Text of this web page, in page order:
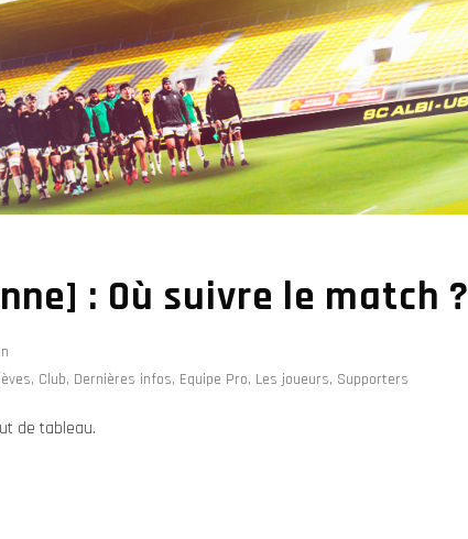
: Où suivre le match ?
, Club, Dernières infos, Equipe Pro, Les joueurs, Supporters
de tableau.